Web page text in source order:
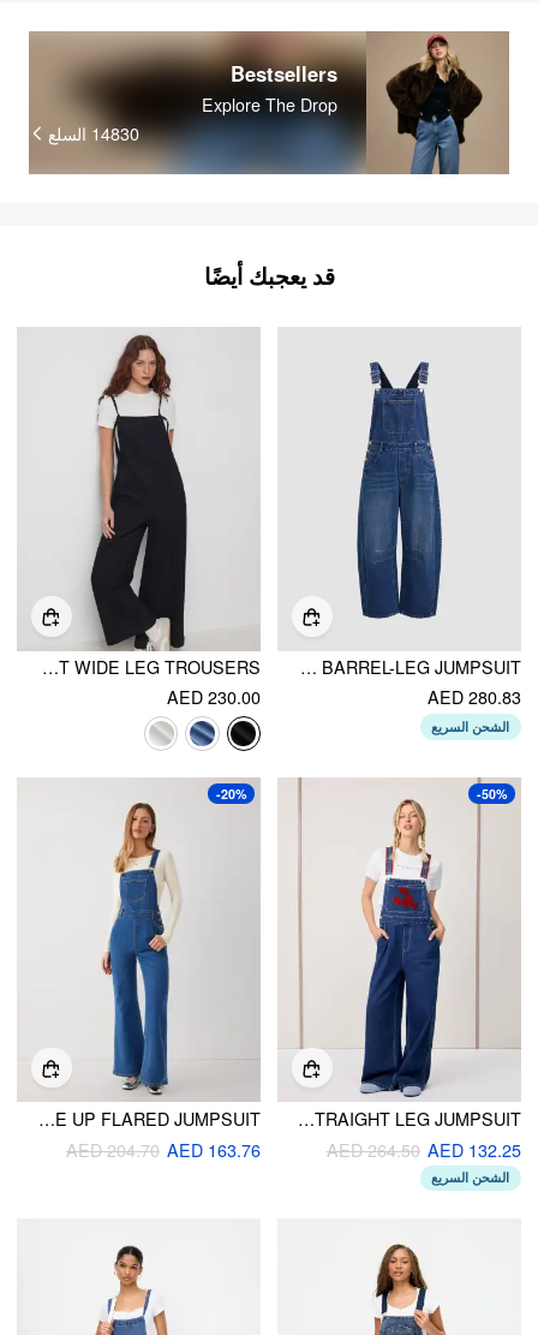
Bestsellers
Explore The Drop
14830 السلع
قد يعجبك أيضًا
DENIM SOLID BUCKLE POCKET BARREL-LEG JUMPSUIT
AED 280.83
الشحن السريع
DENIM KNOTTED POCKET WIDE LEG TROUSERS
AED 230.00
-50%
DENIM LOBSTER APPLIQUE CONTRASTING BINDING STRAIGHT LEG JUMPSUIT
AED 132.25
AED 264.50
الشحن السريع
-20%
STRETCH DENIM BUCKLE UP FLARED JUMPSUIT
AED 163.76
AED 204.70